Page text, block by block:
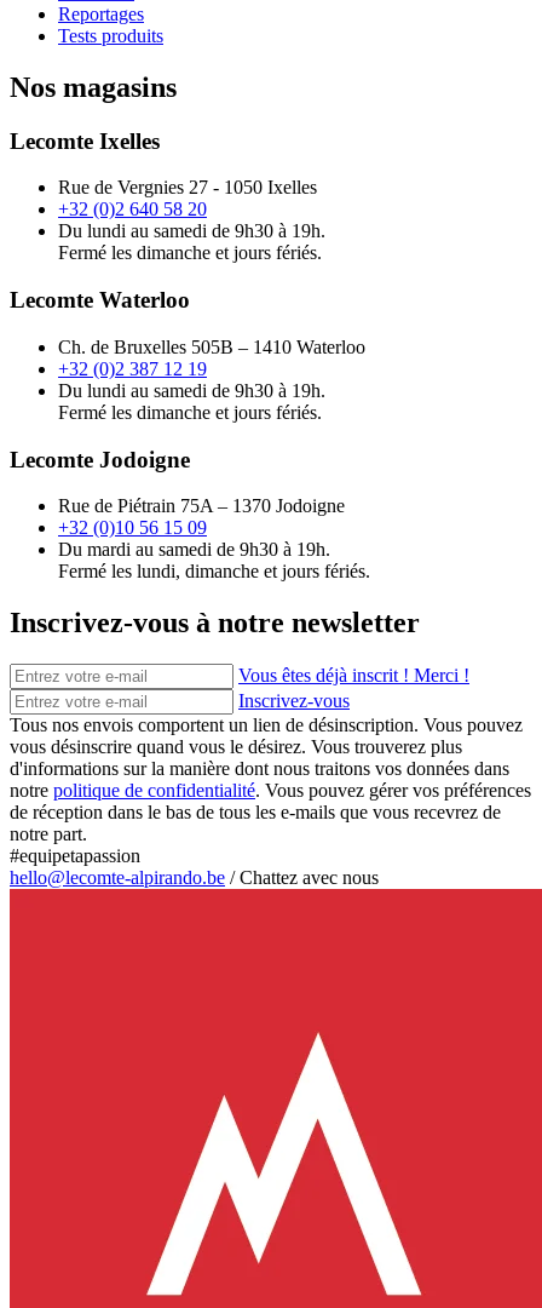
Reportages
Tests produits
Nos magasins
Lecomte Ixelles
Rue de Vergnies 27 - 1050 Ixelles
+32 (0)2 640 58 20
Du lundi au samedi de 9h30 à 19h.
Fermé les dimanche et jours fériés.
Lecomte Waterloo
Ch. de Bruxelles 505B – 1410 Waterloo
+32 (0)2 387 12 19
Du lundi au samedi de 9h30 à 19h.
Fermé les dimanche et jours fériés.
Lecomte Jodoigne
Rue de Piétrain 75A – 1370 Jodoigne
+32 (0)10 56 15 09
Du mardi au samedi de 9h30 à 19h.
Fermé les lundi, dimanche et jours fériés.
Inscrivez-vous à notre newsletter
Vous êtes déjà inscrit ! Merci !
Inscrivez-vous
Tous nos envois comportent un lien de désinscription. Vous pouvez
vous désinscrire quand vous le désirez. Vous trouverez plus
d'informations sur la manière dont nous traitons vos données dans
notre politique de confidentialité. Vous pouvez gérer vos préférences
de réception dans le bas de tous les e-mails que vous recevrez de
notre part.
#equipetapassion
hello@lecomte-alpirando.be /Chattez avec nous